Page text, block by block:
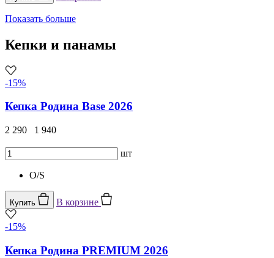
Показать больше
Кепки и панамы
-15%
Кепка Родина Base 2026
2 290 1 940
шт
O/S
Купить В корзине
-15%
Кепка Родина PREMIUM 2026